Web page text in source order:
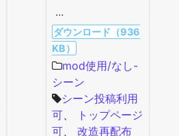
…
ダウンロード（936
KB）
mod使用/なし-
シーン
シーン投稿利用
可、
トップページ
可、 改造再配布